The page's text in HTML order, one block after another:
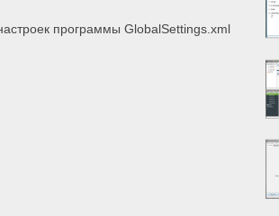
программы GlobalSettings.xml